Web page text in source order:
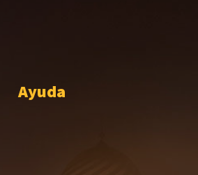
Ayuda